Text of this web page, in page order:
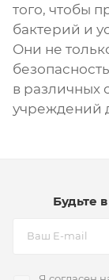
того, чтобы
бактерий и
Они не
в различных
учреждений
Будьте